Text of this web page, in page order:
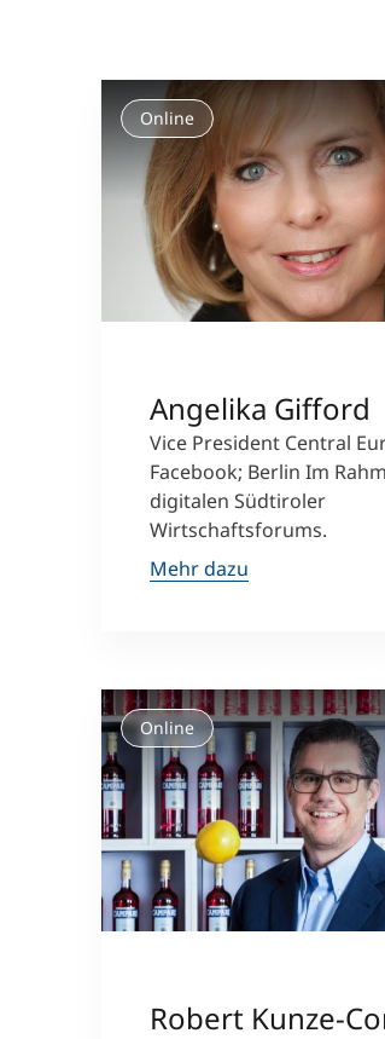
Online
Angelika Gifford
Vice President Central
Facebook; Berlin Im
digitalen Südtiroler
Wirtschaftsforums.
Mehr dazu
Online
Robert Kunze-